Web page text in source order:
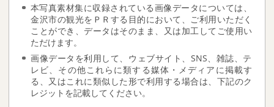
本写真素材集に収録されている画像データについては、
金沢市の観光をＰＲする目的において、ご利用いただく
ことができ、データはそのまま、又は加工してご使用い
ただけます。
画像データを利用して、ウェブサイト、SNS、雑誌、テ
レビ、その他これらに類する媒体・メディアに掲載す
る、又はこれに類似した形で利用する場合は、下記のク
レジットを記載してください。